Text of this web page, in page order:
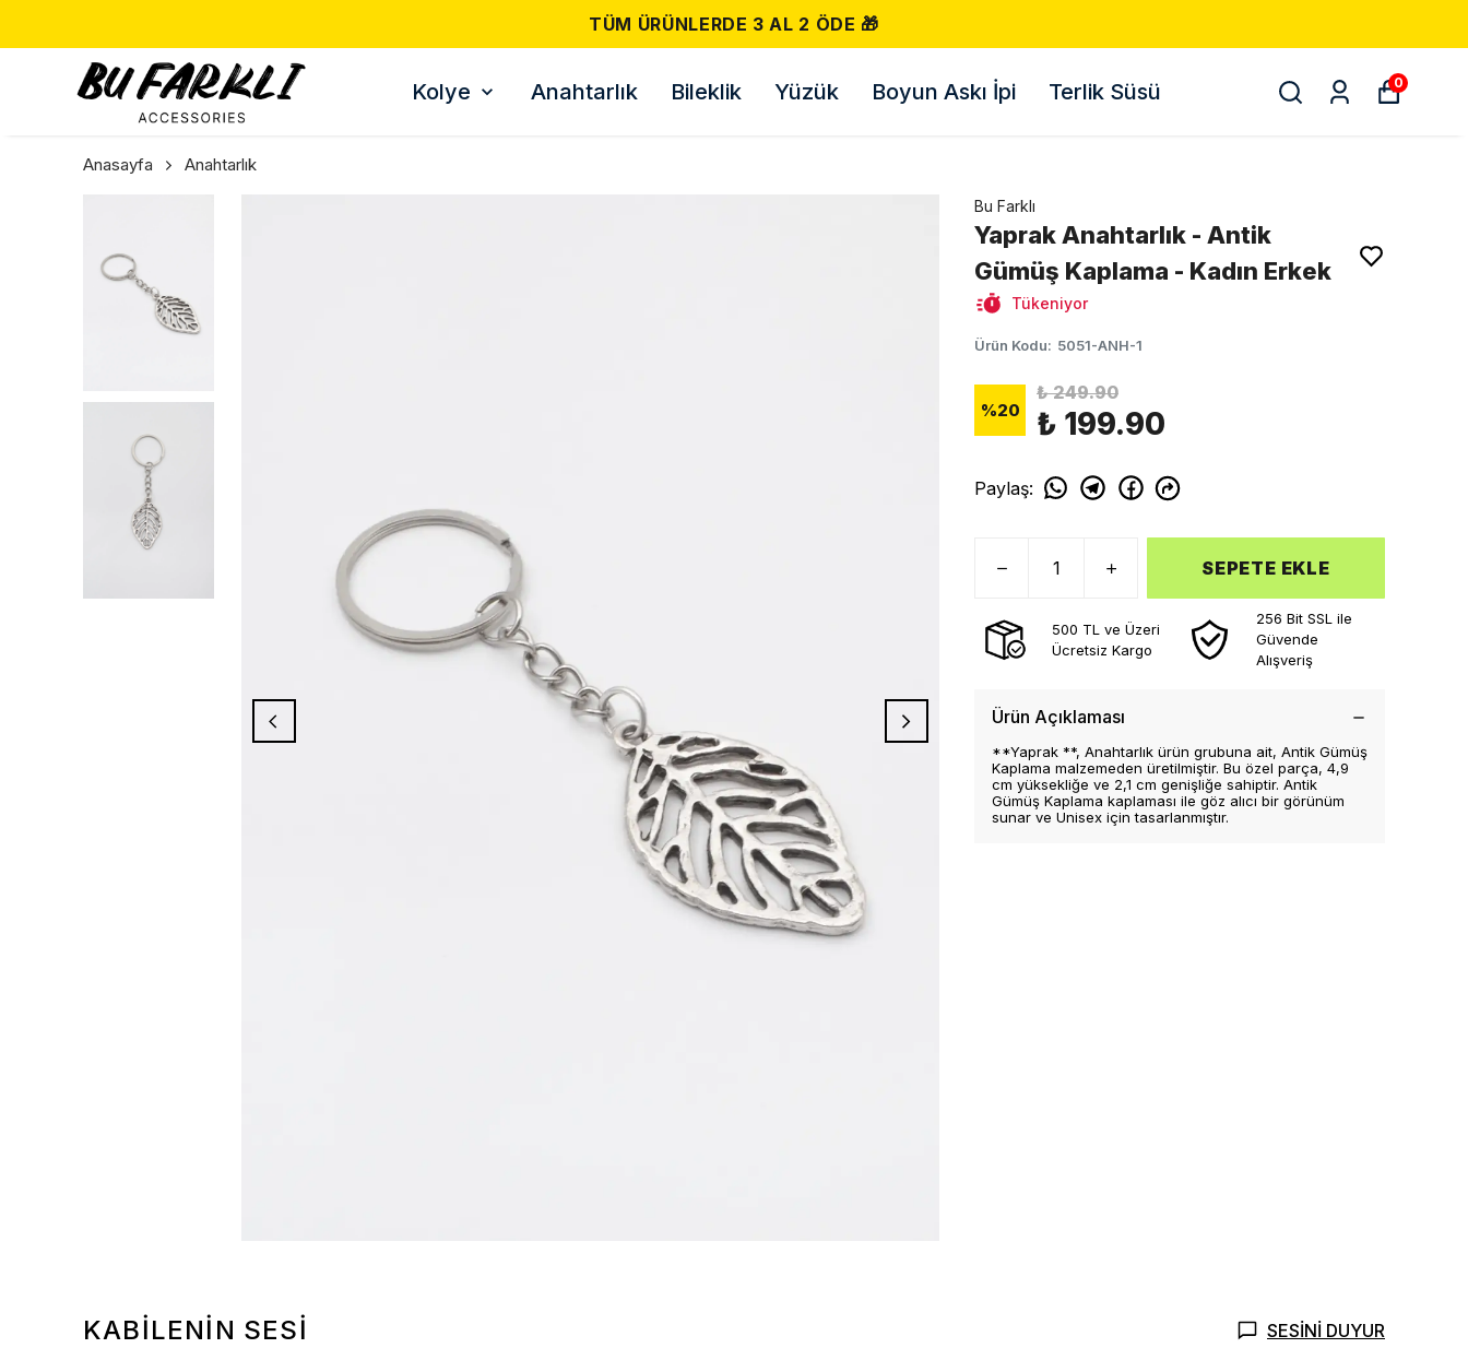
TÜM ÜRÜNLERDE 3 AL 2 ÖDE 🎁
Kolye Anahtarlık Bileklik Yüzük Boyun Askı İpi Terlik Süsü 0
Anasayfa Anahtarlık
Bu Farklı
Yaprak Anahtarlık - Antik
Gümüş Kaplama - Kadın Erkek
Tükeniyor
Ürün Kodu: 5051-ANH-1
%20
₺ 249.90
₺ 199.90
Paylaş:
SEPETE EKLE
500 TL ve Üzeri
Ücretsiz Kargo
256 Bit SSL ile
Güvende
Alışveriş
Ürün Açıklaması
**Yaprak **, Anahtarlık ürün grubuna ait, Antik Gümüş
Kaplama malzemeden üretilmiştir. Bu özel parça, 4,9
cm yüksekliğe ve 2,1 cm genişliğe sahiptir. Antik
Gümüş Kaplama kaplaması ile göz alıcı bir görünüm
sunar ve Unisex için tasarlanmıştır.
KABİLENİN SESİ SESİNİ DUYUR